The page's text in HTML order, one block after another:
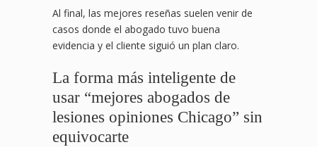
Al final, las mejores reseñas suelen venir de
casos donde el abogado tuvo buena
evidencia y el cliente siguió un plan claro.
La forma más inteligente de
usar “mejores abogados de
lesiones opiniones Chicago” sin
equivocarte